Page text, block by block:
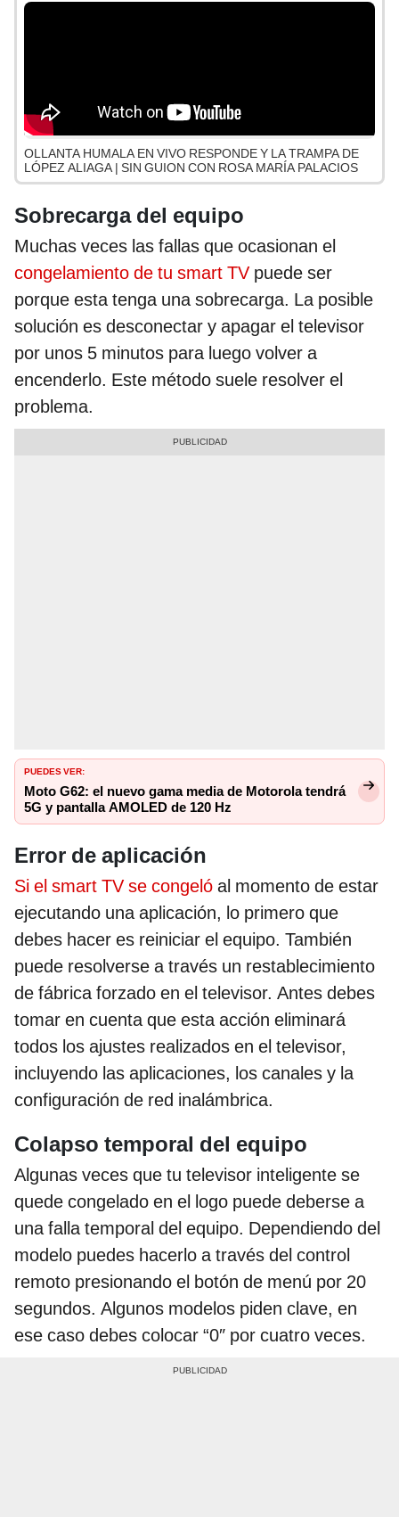
OLLANTA HUMALA EN VIVO RESPONDE Y LA TRAMPA DE
LÓPEZ ALIAGA | SIN GUION CON ROSA MARÍA PALACIOS
Sobrecarga del equipo
Muchas veces las fallas que ocasionan el
congelamiento de tu smart TV puede ser
porque esta tenga una sobrecarga. La posible
solución es desconectar y apagar el televisor
por unos 5 minutos para luego volver a
encenderlo. Este método suele resolver el
problema.
PUEDES VER:
Moto G62: el nuevo gama media de Motorola tendrá
5G y pantalla AMOLED de 120 Hz
Error de aplicación
Si el smart TV se congeló al momento de estar
ejecutando una aplicación, lo primero que
debes hacer es reiniciar el equipo. También
puede resolverse a través un restablecimiento
de fábrica forzado en el televisor. Antes debes
tomar en cuenta que esta acción eliminará
todos los ajustes realizados en el televisor,
incluyendo las aplicaciones, los canales y la
configuración de red inalámbrica.
Colapso temporal del equipo
Algunas veces que tu televisor inteligente se
quede congelado en el logo puede deberse a
una falla temporal del equipo. Dependiendo del
modelo puedes hacerlo a través del control
remoto presionando el botón de menú por 20
segundos. Algunos modelos piden clave, en
ese caso debes colocar “0″ por cuatro veces.